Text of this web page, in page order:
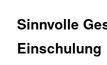
Sinnvolle
Einschulung